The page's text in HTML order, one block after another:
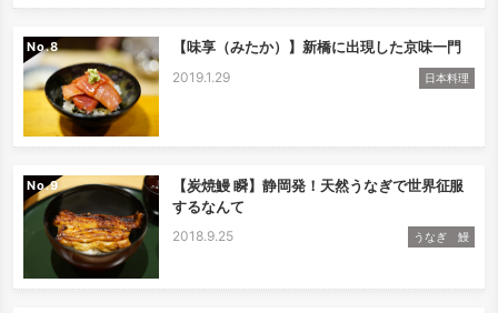
No. 【味享（みたか）】新橋に出現した京味一門
2019.1.29 日本料理
No.
【炭焼鰻 瞬】静岡発！天然うなぎで世界征服
するなんて
2018.9.25 うなぎ 鰻